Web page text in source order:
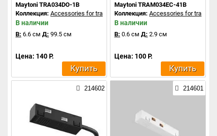
Maytoni TRA034DO-1B
Коллекция: Accessories for tracks Exility
В наличии
В: 6.6 см Д: 99.5 см
Цена: 140 Р.
Купить
Maytoni TRAM034EC-41B
Коллекция: Accessories for tracks
В наличии
В: 0.6 см Д: 2.9 см
Цена: 100 Р.
Купить
214602 214601